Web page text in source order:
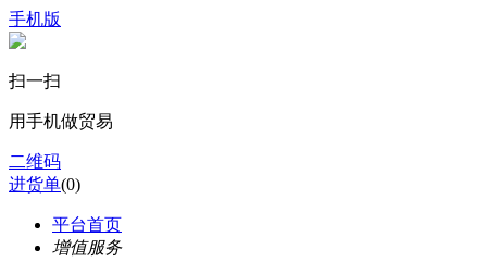
手机版
扫一扫
用手机做贸易
二维码
进货单(0)
平台首页
增值服务